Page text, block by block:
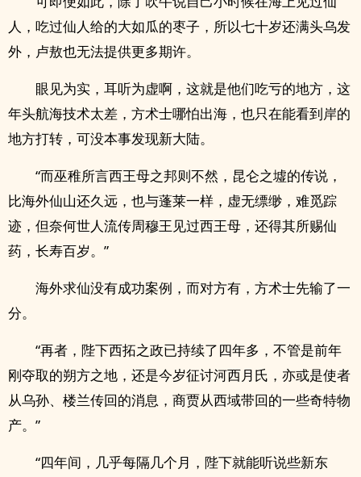
人，吃过仙人给的大如瓜的枣子，所以七十岁还满头乌发
外，卢敖也无法提供更多期许。
眼见为实，耳听为虚啊，这就是他们吃亏的地方，这
年头航海技术太差，方术士哪怕出海，也只在能看到岸的
地方打转，可没本事发现新大陆。
“而巫稚所言西王母之邦则不然，昆仑之墟的传说，
比海外仙山还久远，也与蓬莱一样，虚无缥缈，难觅踪
迹，但奈何世人流传周穆王见过西王母，还得其所赐仙
药，长寿百岁。”
海外求仙没有成功案例，而对方有，方术士先输了一
分。
“再者，陛下西拓之政已持续了四年多，不管是前年
刚夺取的朔方之地，还是今岁征讨河西月氏，亦或是使者
从乌孙、楼兰传回的消息，商贾从西域带回的一些奇特物
产。”
“四年间，几乎每隔几个月，陛下就能听说些新东